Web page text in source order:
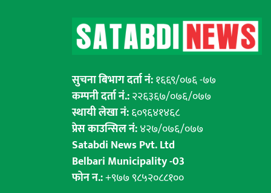
सुचना बिभाग दर्ता नं:१६६९/०७६ -७७
कम्पनी दर्ता नं.:२२६३६७/०७६/०७७
स्थायी लेखा नं:६०९६४१४६८
प्रेस काउन्सिल नं:४२७/०७६/०७७
Satabdi News Pvt. Ltd
Belbari Municipality -03
फोन न.:+९७७ ९८५२०८८१००